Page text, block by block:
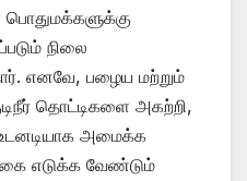
பொதுமக்களுக்கு
நிலை
எனவே, பழைய மற்றும்
தொட்டிகளை அகற்றி,
உடனடியாக அமைக்க
எடுக்க வேண்டும்